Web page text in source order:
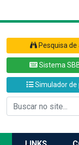
Pesquisa de
Sistema
Simulador de